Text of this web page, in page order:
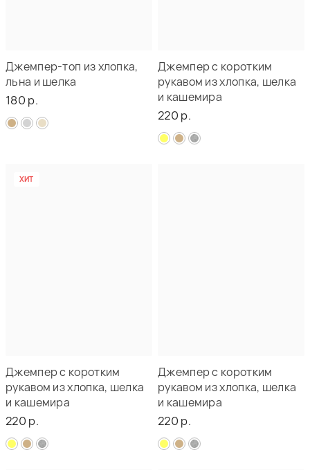
Джемпер-топ из хлопка,
льна и шелка
180 р.
Джемпер с коротким
рукавом из хлопка, шелка
и кашемира
220 р.
ХИТ
Джемпер с коротким
рукавом из хлопка, шелка
и кашемира
220 р.
Джемпер с коротким
рукавом из хлопка, шелка
и кашемира
220 р.